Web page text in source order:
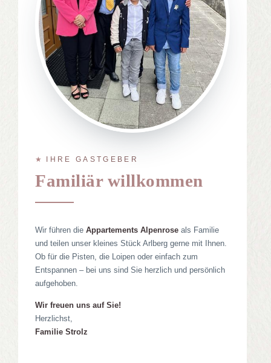
IHRE GASTGEBER
Familiär willkommen
Wir führen die Appartements Alpenrose als Familie
und teilen unser kleines Stück Arlberg gerne mit Ihnen.
Ob für die Pisten, die Loipen oder einfach zum
Entspannen – bei uns sind Sie herzlich und persönlich
aufgehoben.
Wir freuen uns auf Sie!
Herzlichst,
Familie Strolz